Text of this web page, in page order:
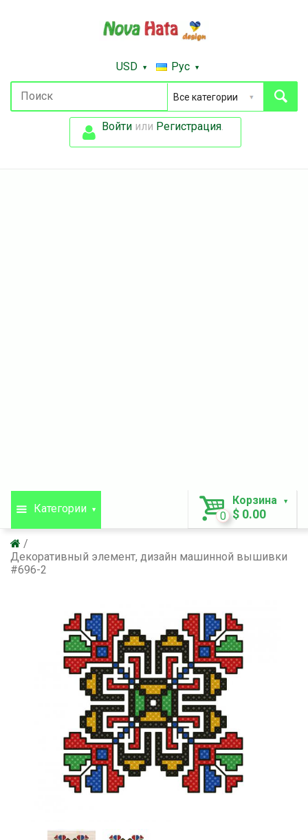
USD Рус
Войти или Регистрация
Категории
Корзина
0 $ 0.00
Декоративный элемент, дизайн машинной вышивки
#696-2